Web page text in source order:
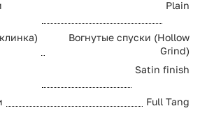
Plain
Вогнутые спуски (Hollow
Grind)
Satin finish
Full Tang